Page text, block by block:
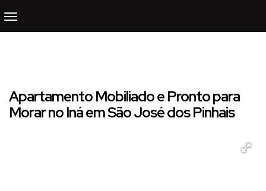
Apartamento Mobiliado e Pronto para
Morar no Iná em São José dos Pinhais